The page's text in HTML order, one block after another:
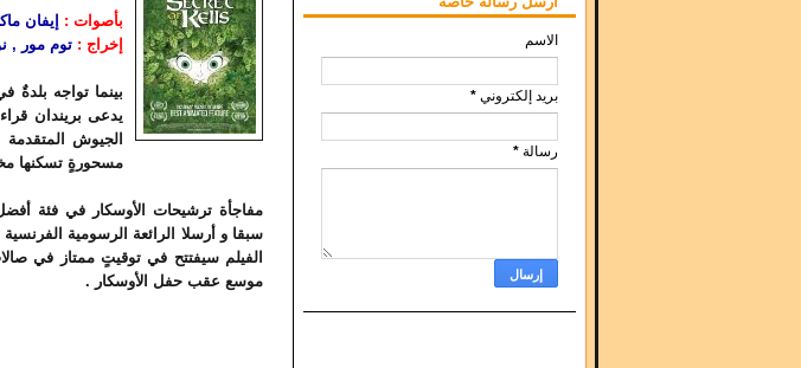
بأصوات : إيفان
إخراج : توم مور ,
بينما تواجه
يدعى بريندان
الجيوش
مسحورةٍ تسكنها
سبقا و أرسلا الرائعة الرسومية الفرنسية
الفيلم سيفتتح في توقيتٍ ممتاز في
موسع عقب حفل الأوسكار .
الاسم
بريد إلكتروني *
رسالة *